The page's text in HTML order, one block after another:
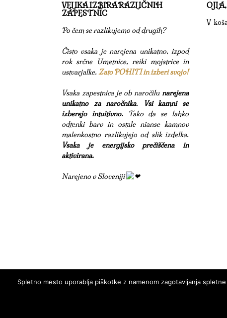
VELIKA IZBIRA RAZLIČNIH
ZAPESTNIC
Po čem se razlikujemo od drugih?
Čisto vsaka je narejena unikatno, izpod
rok srčne Umetnice, reiki mojstrice in
ustvarjalke.Zato POHITI in izberi svojo!
Vsaka zapestnica je ob naročilu narejena
unikatno za naročnika.
Vsi kamni se
izberejo intuitivno.Tako da se lahko
odtenki barv in ostale nianse kamnov
malenkostno razlikujejo od slik izdelka.
Vsaka je energijsko prečiščena in
aktivirana.
Narejeno v Sloveniji
V
Spletno mesto uporablja piškotke z namenom zagotavljanja